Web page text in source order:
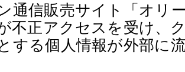
通信販売サイト「オリ
不正アクセスを受け、
する個人情報が外部に